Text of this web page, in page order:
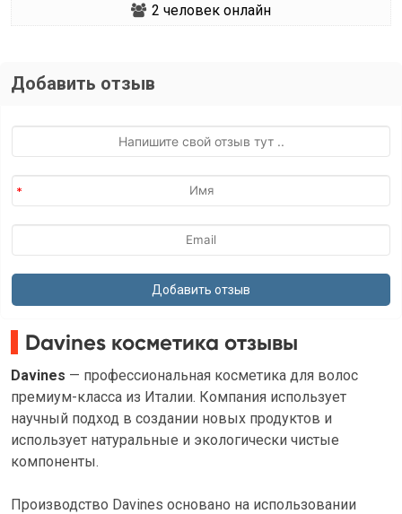
2 человек онлайн
Добавить отзыв
Davines косметика отзывы
Davines — профессиональная косметика для волос
премиум-класса из Италии. Компания использует
научный подход в создании новых продуктов и
использует натуральные и экологически чистые
компоненты.
Производство Davines основано на использовании